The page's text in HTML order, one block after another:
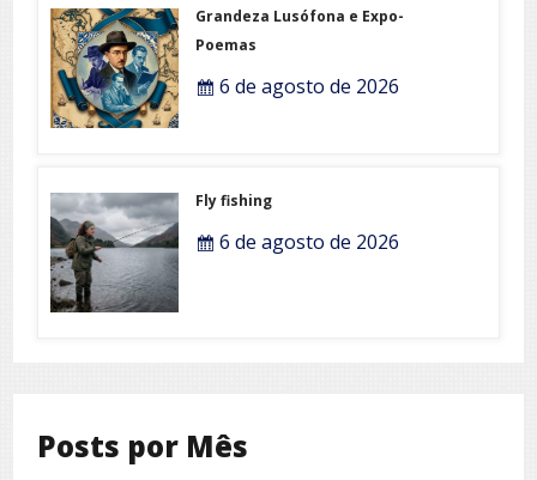
Grandeza Lusófona e Expo-
Poemas
6 de agosto de 2026
Fly fishing
6 de agosto de 2026
Posts por Mês